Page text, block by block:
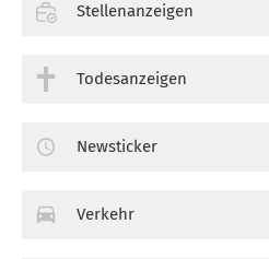
Stellenanzeigen
Todesanzeigen
Newsticker
Verkehr